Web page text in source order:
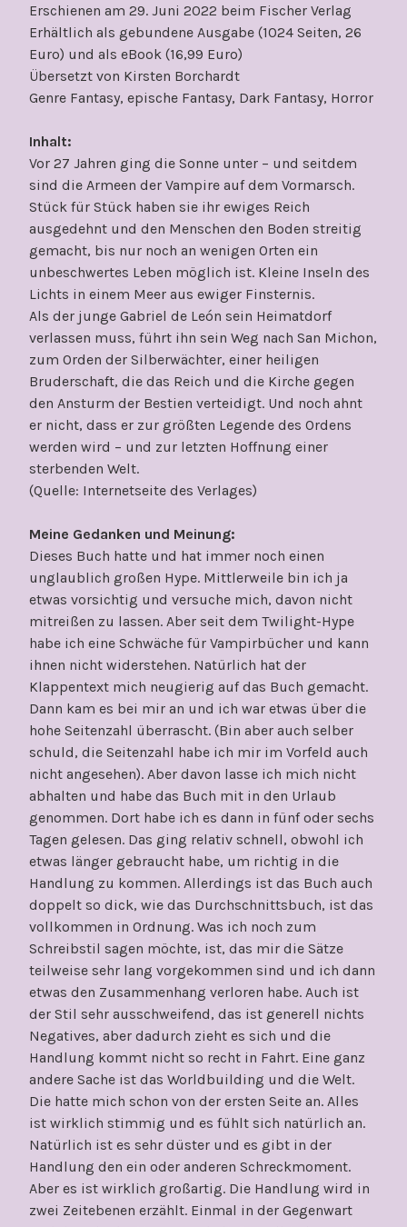
Erschienen am 29. Juni 2022 beim Fischer Verlag
Erhältlich als gebundene Ausgabe (1024 Seiten, 26
Euro) und als eBook (16,99 Euro)
Übersetzt von Kirsten Borchardt
Genre Fantasy, epische Fantasy, Dark Fantasy, Horror
Inhalt:
Vor 27 Jahren ging die Sonne unter – und seitdem
sind die Armeen der Vampire auf dem Vormarsch.
Stück für Stück haben sie ihr ewiges Reich
ausgedehnt und den Menschen den Boden streitig
gemacht, bis nur noch an wenigen Orten ein
unbeschwertes Leben möglich ist. Kleine Inseln des
Lichts in einem Meer aus ewiger Finsternis.
Als der junge Gabriel de León sein Heimatdorf
verlassen muss, führt ihn sein Weg nach San Michon,
zum Orden der Silberwächter, einer heiligen
Bruderschaft, die das Reich und die Kirche gegen
den Ansturm der Bestien verteidigt. Und noch ahnt
er nicht, dass er zur größten Legende des Ordens
werden wird – und zur letzten Hoffnung einer
sterbenden Welt.
(Quelle: Internetseite des Verlages)
Meine Gedanken und Meinung:
Dieses Buch hatte und hat immer noch einen
unglaublich großen Hype. Mittlerweile bin ich ja
etwas vorsichtig und versuche mich, davon nicht
mitreißen zu lassen. Aber seit dem Twilight-Hype
habe ich eine Schwäche für Vampirbücher und kann
ihnen nicht widerstehen. Natürlich hat der
Klappentext mich neugierig auf das Buch gemacht.
Dann kam es bei mir an und ich war etwas über die
hohe Seitenzahl überrascht. (Bin aber auch selber
schuld, die Seitenzahl habe ich mir im Vorfeld auch
nicht angesehen). Aber davon lasse ich mich nicht
abhalten und habe das Buch mit in den Urlaub
genommen. Dort habe ich es dann in fünf oder sechs
Tagen gelesen. Das ging relativ schnell, obwohl ich
etwas länger gebraucht habe, um richtig in die
Handlung zu kommen. Allerdings ist das Buch auch
doppelt so dick, wie das Durchschnittsbuch, ist das
vollkommen in Ordnung. Was ich noch zum
Schreibstil sagen möchte, ist, das mir die Sätze
teilweise sehr lang vorgekommen sind und ich dann
etwas den Zusammenhang verloren habe. Auch ist
der Stil sehr ausschweifend, das ist generell nichts
Negatives, aber dadurch zieht es sich und die
Handlung kommt nicht so recht in Fahrt. Eine ganz
andere Sache ist das Worldbuilding und die Welt.
Die hatte mich schon von der ersten Seite an. Alles
ist wirklich stimmig und es fühlt sich natürlich an.
Natürlich ist es sehr düster und es gibt in der
Handlung den ein oder anderen Schreckmoment.
Aber es ist wirklich großartig. Die Handlung wird in
zwei Zeitebenen erzählt. Einmal in der Gegenwart